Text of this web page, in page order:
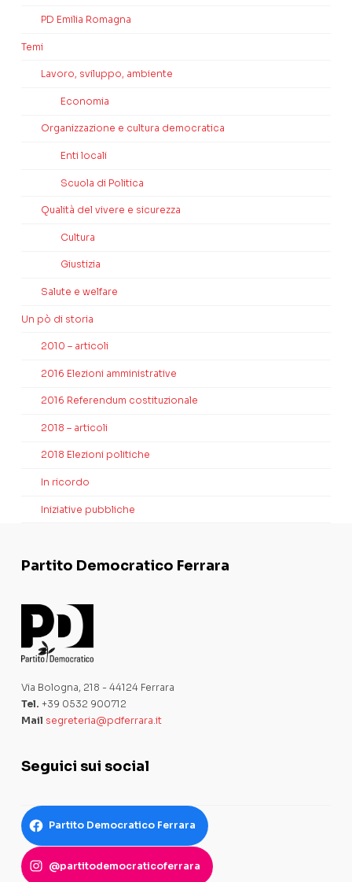
PD Emilia Romagna
Temi
Lavoro, sviluppo, ambiente
Economia
Organizzazione e cultura democratica
Enti locali
Scuola di Politica
Qualità del vivere e sicurezza
Cultura
Giustizia
Salute e welfare
Un pò di storia
2010 – articoli
2016 Elezioni amministrative
2016 Referendum costituzionale
2018 – articoli
2018 Elezioni politiche
In ricordo
Iniziative pubbliche
Partito Democratico Ferrara
Via Bologna, 218 - 44124 Ferrara
Tel. +39 0532 900712
Mail segreteria@pdferrara.it
Seguici sui social
Partito Democratico Ferrara
@partitodemocraticoferrara